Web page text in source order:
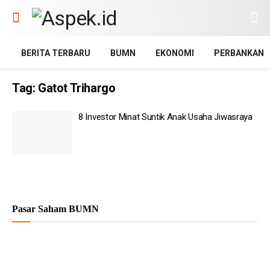
BERITA TERBARU BUMN EKONOMI PERBANKAN
Tag: Gatot Trihargo
8 Investor Minat Suntik Anak Usaha Jiwasraya
Pasar Saham BUMN